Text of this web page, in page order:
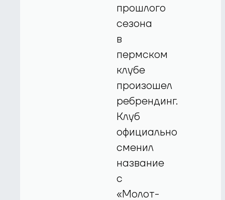
прошлого
сезона
в
пермском
клубе
произошел
ребрендинг.
Клуб
официально
сменил
название
с
«Молот-